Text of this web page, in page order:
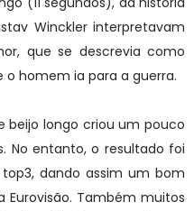
Winckler interpretavam
que se descrevia como
homem ia para a guerra.
beijo longo criou um pouco
No entanto, o resultado foi
dando assim um bom
Eurovisão. Também muitos